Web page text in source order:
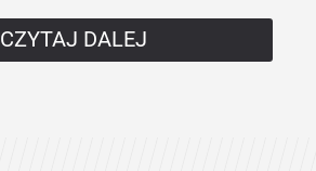
CZYTAJ DALEJ